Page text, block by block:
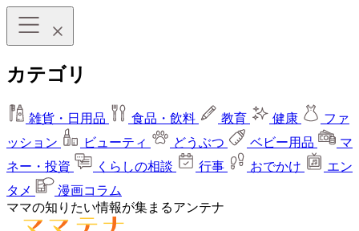
カテゴリ
雑貨・日用品 食品・飲料 教育 健康
ファ
ッション
ビューティ どうぶつ ベビー用品
マ
ネー・投資
くらしの相談 行事 おでかけ
エン
タメ
漫画コラム
ママの知りたい情報が集まるアンテナ